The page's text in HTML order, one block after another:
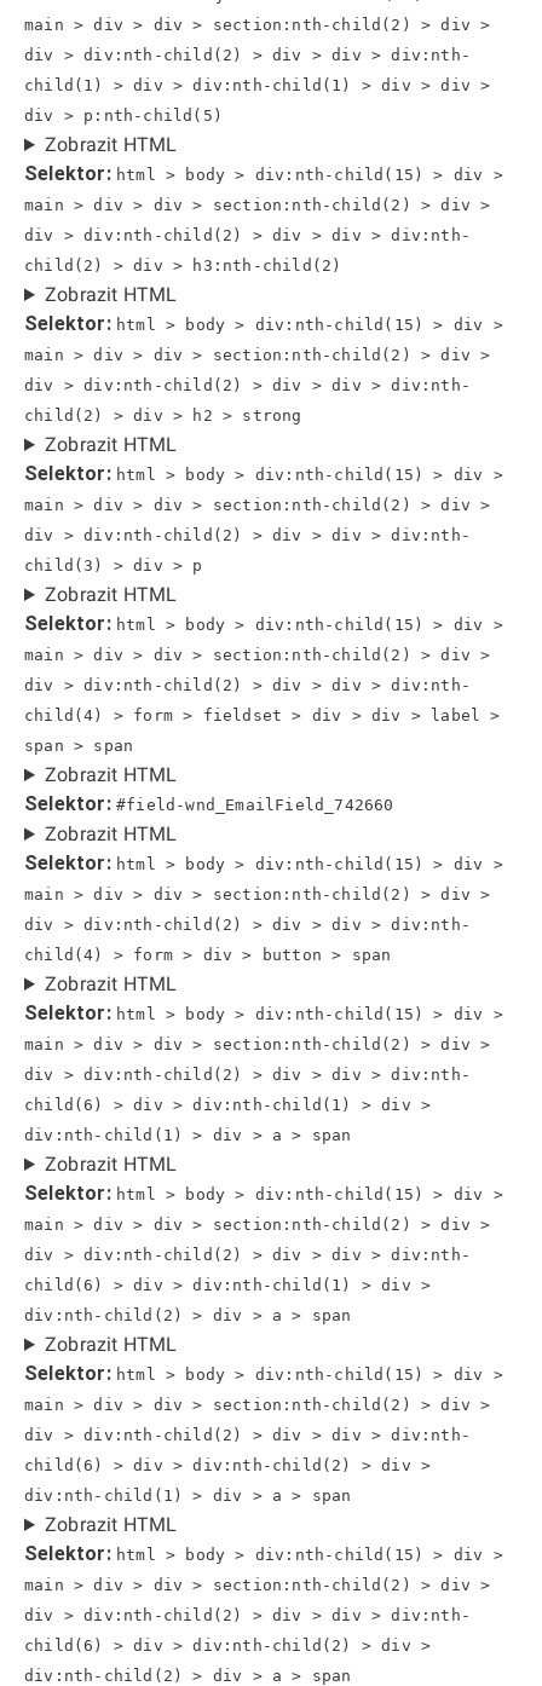
main > div > div > section:nth-child(2) > div >
div > div:nth-child(2) > div > div > div:nth-
child(1) > div > div:nth-child(1) > div > div >
div > p:nth-child(5)
Zobrazit HTML
Selektor: html > body > div:nth-child(15) > div >
main > div > div > section:nth-child(2) > div >
div > div:nth-child(2) > div > div > div:nth-
child(2) > div > h3:nth-child(2)
Zobrazit HTML
Selektor: html > body > div:nth-child(15) > div >
main > div > div > section:nth-child(2) > div >
div > div:nth-child(2) > div > div > div:nth-
child(2) > div > h2 > strong
Zobrazit HTML
Selektor: html > body > div:nth-child(15) > div >
main > div > div > section:nth-child(2) > div >
div > div:nth-child(2) > div > div > div:nth-
child(3) > div > p
Zobrazit HTML
Selektor: html > body > div:nth-child(15) > div >
main > div > div > section:nth-child(2) > div >
div > div:nth-child(2) > div > div > div:nth-
child(4) > form > fieldset > div > div > label >
span > span
Zobrazit HTML
Selektor: #field-wnd_EmailField_742660
Zobrazit HTML
Selektor: html > body > div:nth-child(15) > div >
main > div > div > section:nth-child(2) > div >
div > div:nth-child(2) > div > div > div:nth-
child(4) > form > div > button > span
Zobrazit HTML
Selektor: html > body > div:nth-child(15) > div >
main > div > div > section:nth-child(2) > div >
div > div:nth-child(2) > div > div > div:nth-
child(6) > div > div:nth-child(1) > div >
div:nth-child(1) > div > a > span
Zobrazit HTML
Selektor: html > body > div:nth-child(15) > div >
main > div > div > section:nth-child(2) > div >
div > div:nth-child(2) > div > div > div:nth-
child(6) > div > div:nth-child(1) > div >
div:nth-child(2) > div > a > span
Zobrazit HTML
Selektor: html > body > div:nth-child(15) > div >
main > div > div > section:nth-child(2) > div >
div > div:nth-child(2) > div > div > div:nth-
child(6) > div > div:nth-child(2) > div >
div:nth-child(1) > div > a > span
Zobrazit HTML
Selektor: html > body > div:nth-child(15) > div >
main > div > div > section:nth-child(2) > div >
div > div:nth-child(2) > div > div > div:nth-
child(6) > div > div:nth-child(2) > div >
div:nth-child(2) > div > a > span